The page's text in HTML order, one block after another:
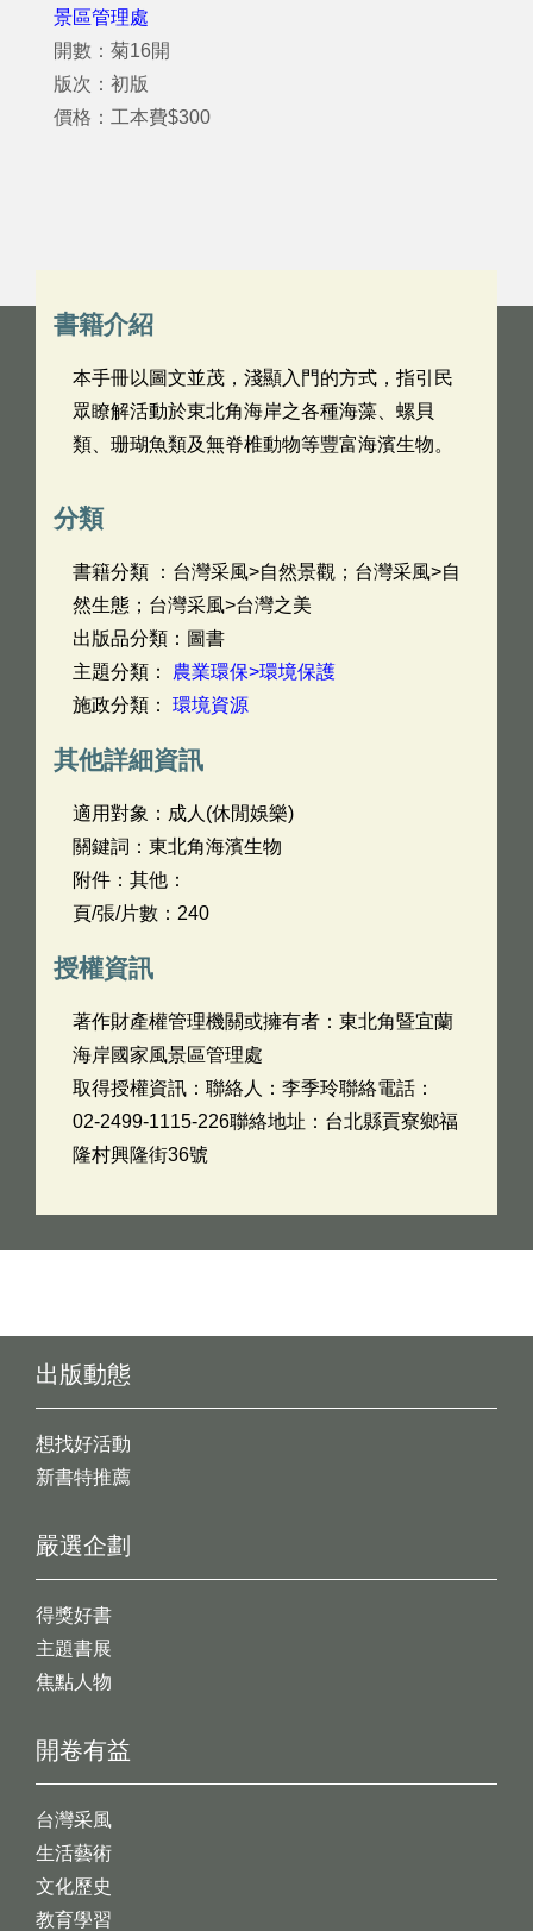
景區管理處
開數：菊16開
版次：初版
價格：工本費$300
書籍介紹
本手冊以圖文並茂，淺顯入門的方式，指引民
眾瞭解活動於東北角海岸之各種海藻、螺貝
類、珊瑚魚類及無脊椎動物等豐富海濱生物。
分類
書籍分類 ：台灣采風>自然景觀；台灣采風>自
然生態；台灣采風>台灣之美
出版品分類：圖書
主題分類： 農業環保>環境保護
施政分類： 環境資源
其他詳細資訊
適用對象：成人(休閒娛樂)
關鍵詞：東北角海濱生物
附件：其他：
頁/張/片數：240
授權資訊
著作財產權管理機關或擁有者：東北角暨宜蘭
海岸國家風景區管理處
取得授權資訊：聯絡人：李季玲聯絡電話：
02-2499-1115-226聯絡地址：台北縣貢寮鄉福
隆村興隆街36號
出版動態
想找好活動
新書特推薦
開卷有益
台灣采風
生活藝術
文化歷史
教育學習
嚴選企劃
得獎好書
主題書展
焦點人物